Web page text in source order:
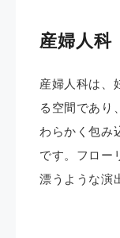
産婦人科
産婦人科は、
る空間であり
わらかく包み
です。フロー
漂うような演